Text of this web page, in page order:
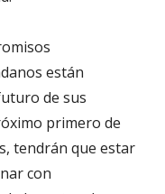
están
de sus
primero de
tendrán que estar
con